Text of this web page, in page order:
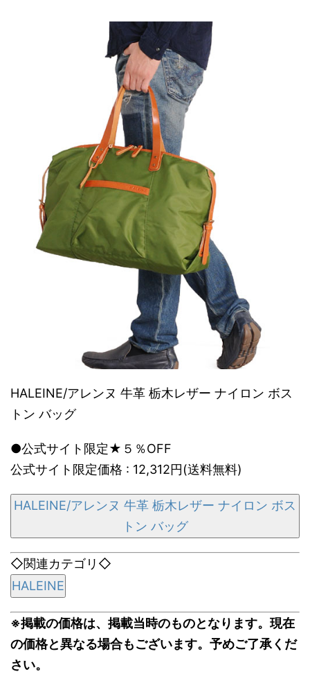
HALEINE/アレンヌ 牛革 栃木レザー ナイロン ボス
トン バッグ
●公式サイト限定★５％OFF
公式サイト限定価格 : 12,312円(送料無料)
HALEINE/アレンヌ 牛革 栃木レザー ナイロン ボス
トン バッグ
◇関連カテゴリ◇
HALEINE
※掲載の価格は、掲載当時のものとなります。現在
の価格と異なる場合もございます。予めご了承くだ
さい。